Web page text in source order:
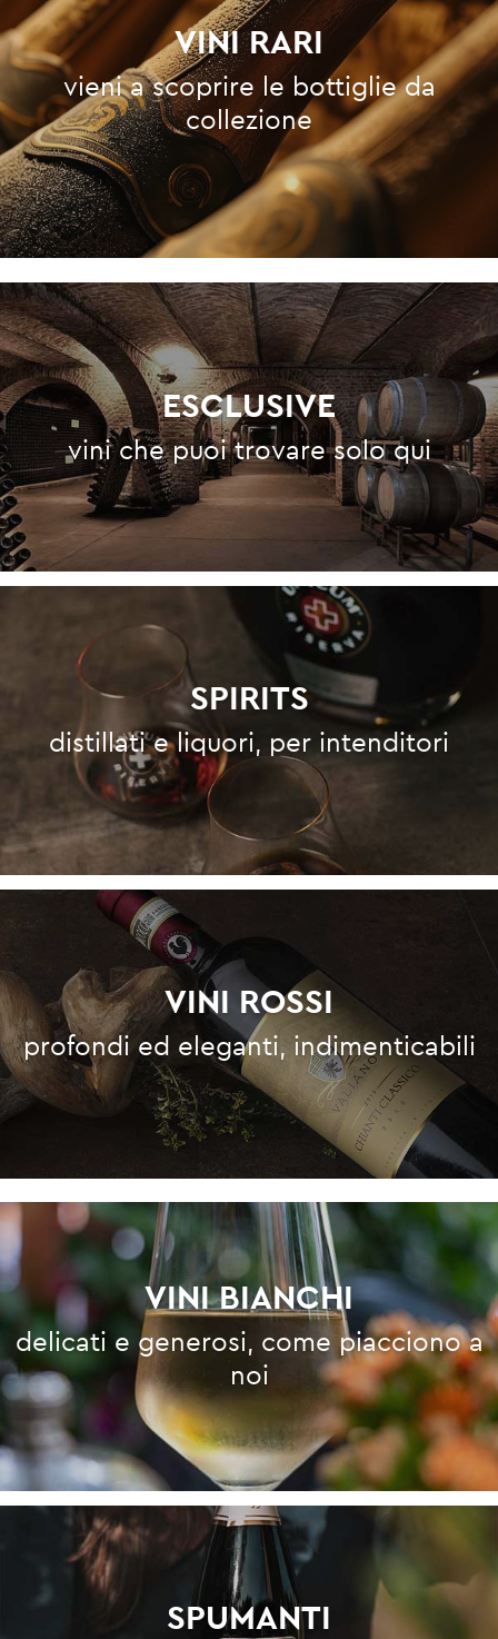
VINI RARI
vieni a scoprire le bottiglie da
collezione
ESCLUSIVE
vini che puoi trovare solo qui
SPIRITS
distillati e liquori, per intenditori
VINI ROSSI
profondi ed eleganti, indimenticabili
VINI BIANCHI
delicati e generosi, come piacciono a
noi
SPUMANTI